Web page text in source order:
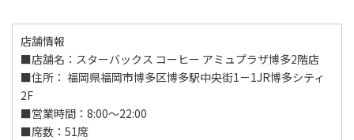
店舗情報
■店舗名：スターバックス コーヒー アミュプラザ博多2階店
■住所： 福岡県福岡市博多区博多駅中央街1－1JR博多シティ
2F
■営業時間：8:00～22:00
■席数：51席